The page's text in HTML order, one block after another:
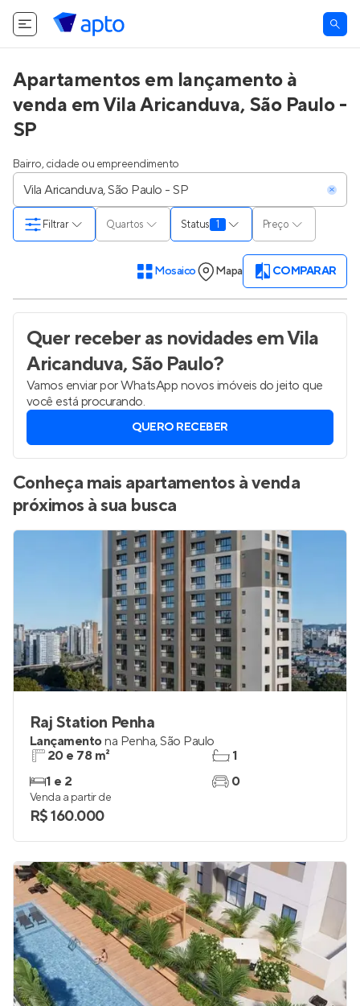
Apartamentos em lançamento à
venda em Vila Aricanduva, São Paulo -
SP
Bairro, cidade ou empreendimento
Quartos Status 1 Preço
Filtrar
Mosaico Mapa COMPARAR
Quer receber as novidadesem Vila
Aricanduva, São Paulo?
Vamos enviar por WhatsApp novos imóveis do jeito que
você está procurando.
QUERO RECEBER
Conheça mais apartamentos à venda
próximos à sua busca
Raj Station Penha
Lançamentona Penha,São Paulo
20 e 78 m²
1 e 2
1
0
Venda a partir de
R$ 160.000